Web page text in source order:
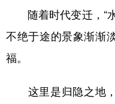
随着时代变迁，“水
不绝于途的景象渐渐
福。
这里是归隐之地，